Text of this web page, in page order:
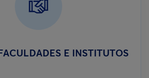
E INSTITUTOS